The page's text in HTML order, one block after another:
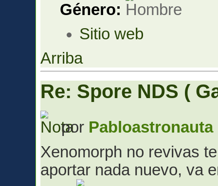
Género:
Sitio web
Arriba
Re: Spore NDS (
por Pabloastronauta
Xenomorph no revivas
aportar nada nuevo, va